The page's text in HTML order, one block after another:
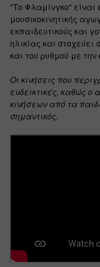
"Το Φλαμίνγκο" είναι
μουσικοκινητικής
εκπαιδευτικούς και
ηλικίας και στοχεύει
και του ρυθμού με την
Οι κινήσεις που
ενδεικτικές, καθώς
κινήσεων από τα
σημαντικός.